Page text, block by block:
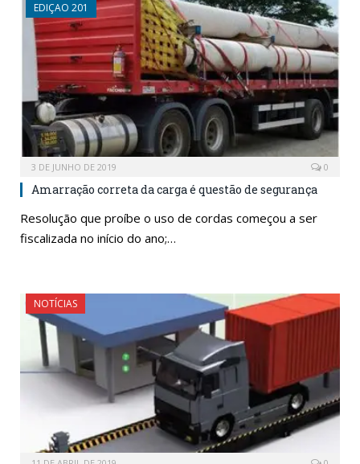
EDIÇAO 201
3 DE JUNHO DE 2019 0
Amarração correta da carga é questão de segurança
Resolução que proíbe o uso de cordas começou a ser
fiscalizada no início do ano;…
NOTÍCIAS